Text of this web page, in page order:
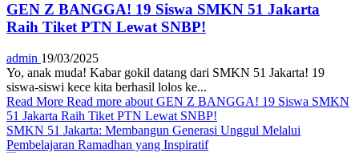
GEN Z BANGGA! 19 Siswa SMKN 51 Jakarta
Raih Tiket PTN Lewat SNBP!
admin 19/03/2025
Yo, anak muda! Kabar gokil datang dari SMKN 51 Jakarta! 19
siswa-siswi kece kita berhasil lolos ke...
Read More Read more about GEN Z BANGGA! 19 Siswa SMKN
51 Jakarta Raih Tiket PTN Lewat SNBP!
SMKN 51 Jakarta: Membangun Generasi Unggul Melalui
Pembelajaran Ramadhan yang Inspiratif